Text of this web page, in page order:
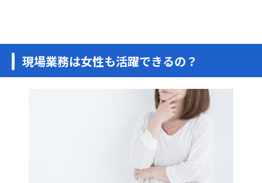
現場業務は女性も活躍できるの？